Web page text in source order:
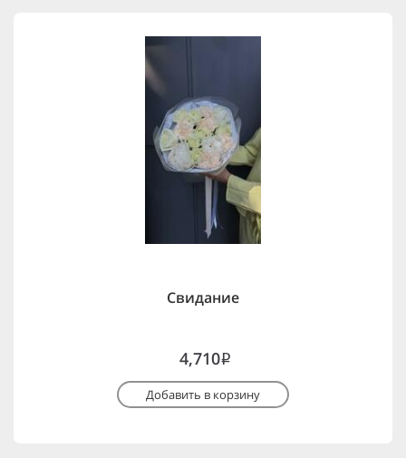
Свидание
4,710i
Добавить в корзину